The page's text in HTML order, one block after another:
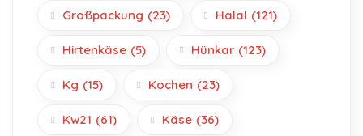
Großpackung (23) Halal (121)
Hirtenkäse (5) Hünkar (123)
Kg (15) Kochen (23)
Kw21 (61) Käse (36)